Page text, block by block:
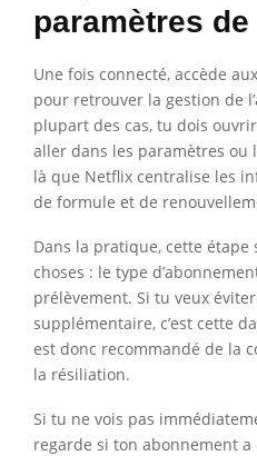
paramètres
Une fois connecté, accède
pour retrouver la gestion de
plupart des cas, tu dois
aller dans les paramètres ou
là que Netflix centralise les
de formule et de
Dans la pratique, cette
choses : le type
prélèvement. Si tu veux
supplémentaire, c’est cette
est donc recommandé de la
la résiliation.
Si tu ne vois pas
regarde si ton abonnement